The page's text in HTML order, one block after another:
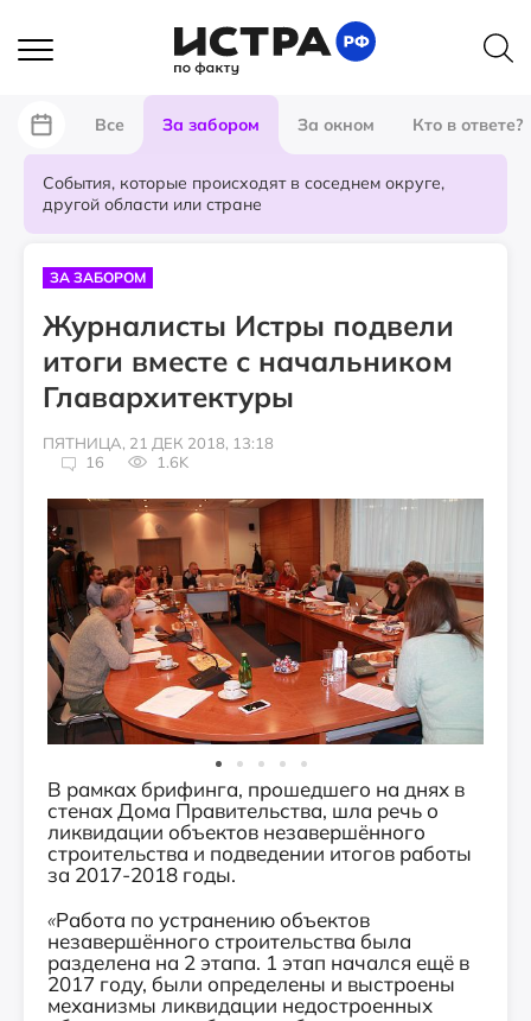
Все За забором За окном Кто в ответе?
События, которые происходят в соседнем округе,
другой области или стране
ЗА ЗАБОРОМ
Журналисты Истры подвели
итоги вместе с начальником
Главархитектуры
ПЯТНИЦА, 21 ДЕК 2018, 13:18
16
1.6K
В рамках брифинга, прошедшего на днях в
стенах Дома Правительства, шла речь о
ликвидации объектов незавершённого
строительства и подведении итогов работы
за 2017-2018 годы.
«Работа по устранению объектов
незавершённого строительства была
разделена на 2 этапа. 1 этап начался ещё в
2017 году, были определены и выстроены
механизмы ликвидации недостроенных